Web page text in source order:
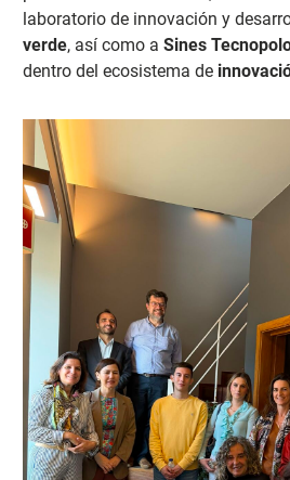
laboratorio de innovación y
verde, así como a Sines
dentro del ecosistema de